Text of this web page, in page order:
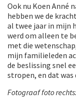
Ook nu Koen Anné
hebben we de
al twee jaar in mijn
werd om alleen te
met die
mijn familieleden
de beslissing snel
stropen, en dat was
Fotograaf foto